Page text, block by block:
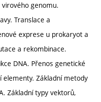
genomu.
Translace a
exprese u prokaryot a
a rekombinace.
DNA. Přenos genetické
Základní metody
Základní typy vektorů,